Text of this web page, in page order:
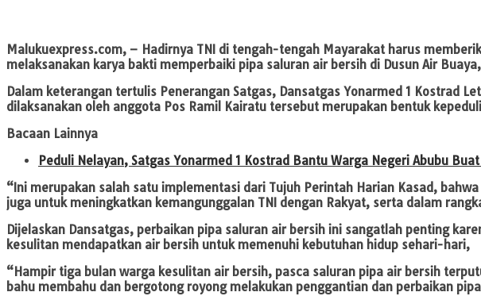
Malukuexpress.com, – Hadirnya TNI di tengah-tengah Mayarakat harus
melaksanakan karya bakti memperbaiki pipa saluran air bersih di Dusun Air
Dalam keterangan tertulis Penerangan Satgas, Dansatgas Yonarmed 1 Kostrad
dilaksanakan oleh anggota Pos Ramil Kairatu tersebut merupakan bentuk
Bacaan Lainnya
Peduli Nelayan, Satgas Yonarmed 1 Kostrad Bantu Warga Negeri Abubu Buat
“Ini merupakan salah satu implementasi dari Tujuh Perintah Harian Kasad,
juga untuk meningkatkan kemangunggalan TNI dengan Rakyat, serta dalam
Dijelaskan Dansatgas, perbaikan pipa saluran air bersih ini sangatlah penting
kesulitan mendapatkan air bersih untuk memenuhi kebutuhan hidup sehari-hari,
“Hampir tiga bulan warga kesulitan air bersih, pasca saluran pipa air bersih
bahu membahu dan bergotong royong melakukan penggantian dan perbaikan